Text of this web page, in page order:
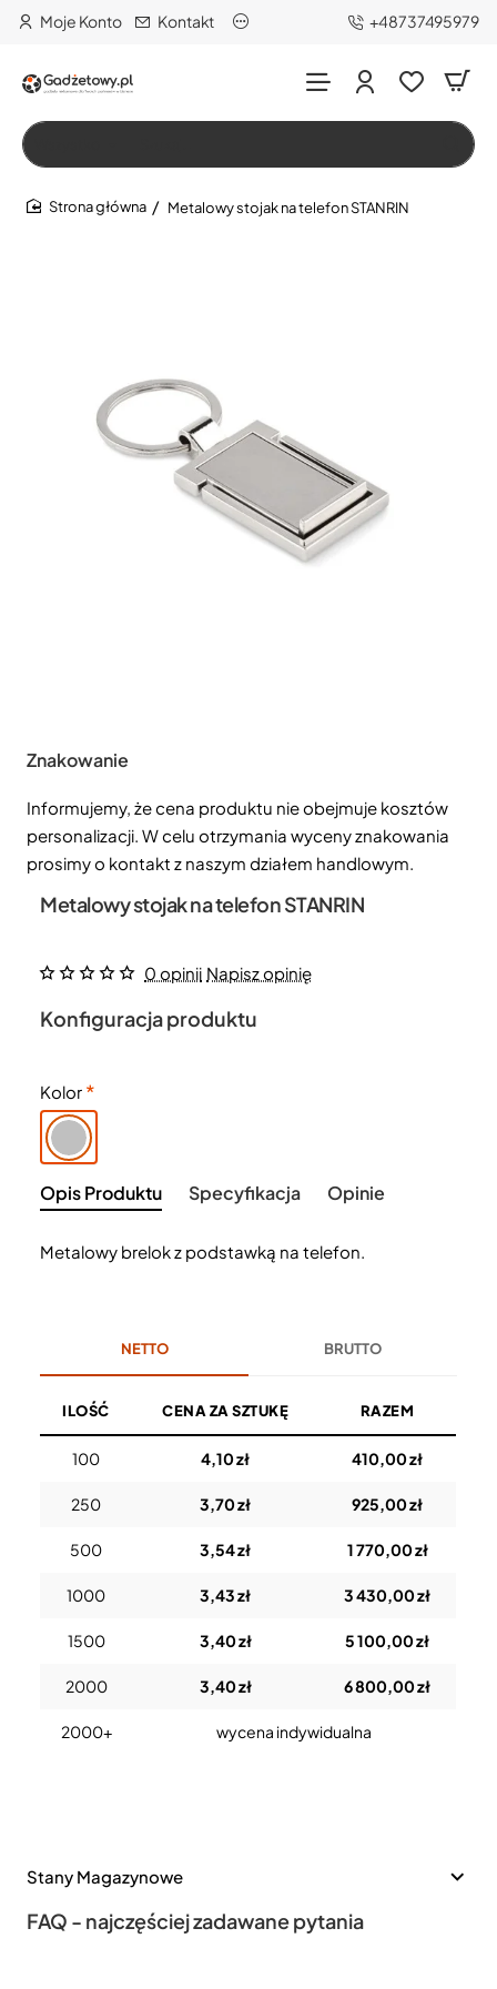
Moje Konto Kontakt +48737495979
Szukaj…
Metalowy stojak na telefon STANRIN
Znakowanie
Informujemy, że cena produktu nie obejmuje kosztów
personalizacji. W celu otrzymania wyceny znakowania
prosimy o kontakt z naszym działem handlowym.
Metalowy stojak na telefon STANRIN
0 opinii Napisz opinię
Konfiguracja produktu
Kolor
Opis Produktu Specyfikacja Opinie
Metalowy brelok z podstawką na telefon.
NETTO BRUTTO
ILOŚĆ CENA ZA SZTUKĘ RAZEM
100 4,10 zł 410,00 zł
250 3,70 zł 925,00 zł
500 3,54 zł 1 770,00 zł
1000 3,43 zł 3 430,00 zł
1500 3,40 zł 5 100,00 zł
2000 3,40 zł 6 800,00 zł
2000+ wycena indywidualna
Stany Magazynowe
FAQ - najczęściej zadawane pytania